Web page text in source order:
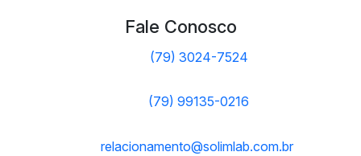
Fale Conosco
(79) 3024-7524
(79) 99135-0216
relacionamento@solimlab.com.br